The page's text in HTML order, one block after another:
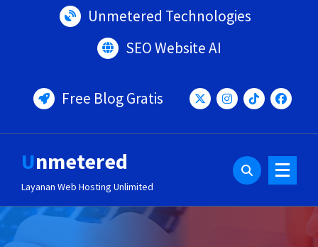
Unmetered Technologies
SEO Website AI
Free Blog Gratis
Unmetered
Layanan Web Hosting Unlimited